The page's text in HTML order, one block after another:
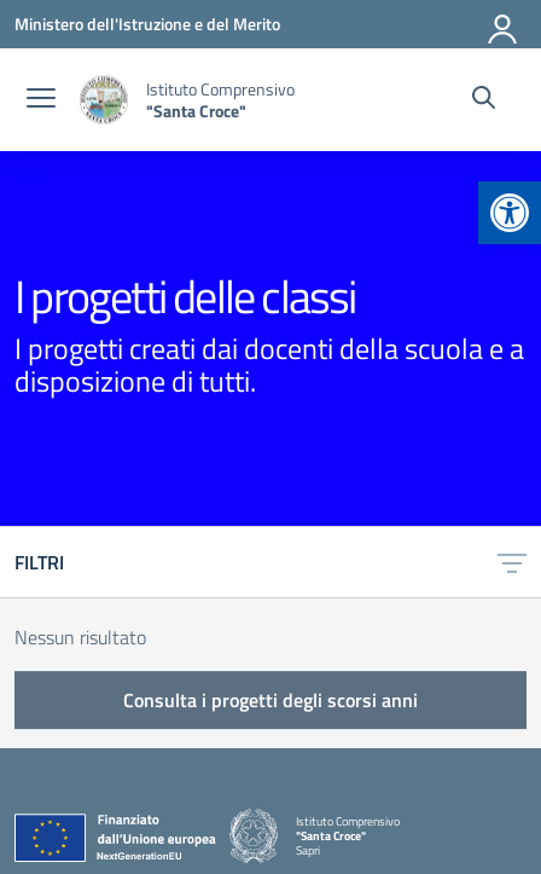
Vai ai contenuti
Vai al menu di navigazione
Vai al footer
Ministero dell'Istruzione e del Merito
Istituto Comprensivo
"Santa Croce"
I progetti delle classi
I progetti creati dai docenti della scuola e a
disposizione di tutti.
FILTRI
Nessun risultato
Consulta i progetti degli scorsi anni
Istituto Comprensivo
"Santa Croce"
Sapri
— Visita la pagina iniziale della scuola